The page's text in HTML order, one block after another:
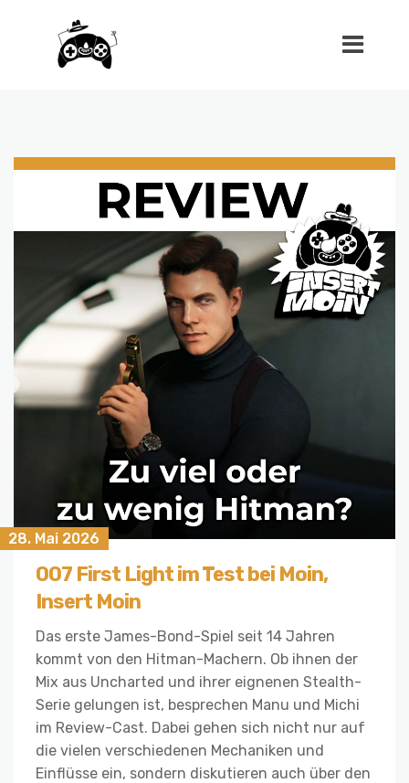
28. Mai 2026
007 First Light im Test bei Moin,
Insert Moin
Das erste James-Bond-Spiel seit 14 Jahren
kommt von den Hitman-Machern. Ob ihnen der
Mix aus Uncharted und ihrer eignenen Stealth-
Serie gelungen ist, besprechen Manu und Michi
im Review-Cast. Dabei gehen sich nicht nur auf
die vielen verschiedenen Mechaniken und
Einflüsse ein, sondern diskutieren auch über den